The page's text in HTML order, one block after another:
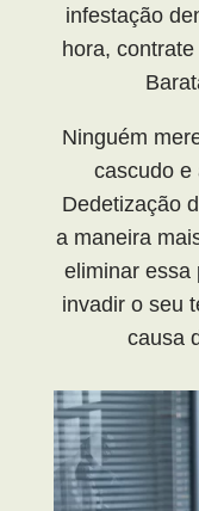
infestação
hora,
Ninguém
cascudo e
Dedetização
a maneira
eliminar essa
invadir o seu
causa